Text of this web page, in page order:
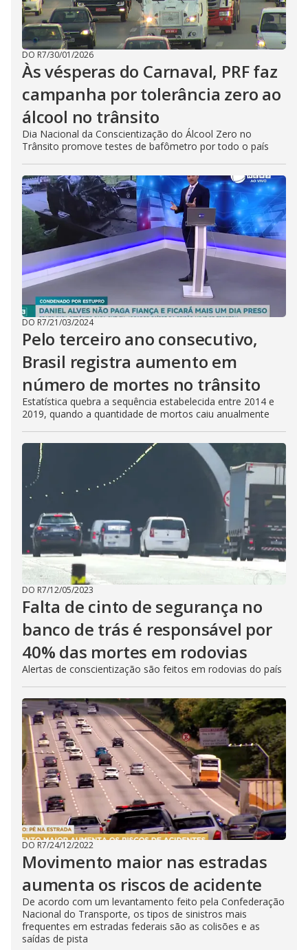
DO R7/30/01/2026
Às vésperas do Carnaval, PRF faz
campanha por tolerância zero ao
álcool no trânsito
Dia Nacional da Conscientização do Álcool Zero no
Trânsito promove testes de bafômetro por todo o país
DO R7/21/03/2024
Pelo terceiro ano consecutivo,
Brasil registra aumento em
número de mortes no trânsito
Estatística quebra a sequência estabelecida entre 2014 e
2019, quando a quantidade de mortos caiu anualmente
DO R7/12/05/2023
Falta de cinto de segurança no
banco de trás é responsável por
40% das mortes em rodovias
Alertas de conscientização são feitos em rodovias do país
DO R7/24/12/2022
Movimento maior nas estradas
aumenta os riscos de acidente
De acordo com um levantamento feito pela Confederação
Nacional do Transporte, os tipos de sinistros mais
frequentes em estradas federais são as colisões e as
saídas de pista